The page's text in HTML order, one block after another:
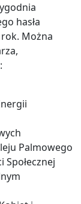
hasła
Można
Palmowego